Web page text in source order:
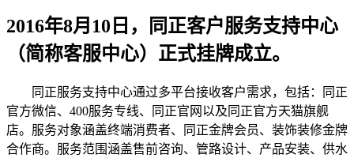
2016年8月10日，同正客户服务支持中心
（简称客服中心）正式挂牌成立。
同正服务支持中心通过多平台接收客户需求，包括：同正
官方微信、400服务专线、同正官网以及同正官方天猫旗舰
店。服务对象涵盖终端消费者、同正金牌会员、装饰装修金牌
合作商。服务范围涵盖售前咨询、管路设计、产品安装、供水